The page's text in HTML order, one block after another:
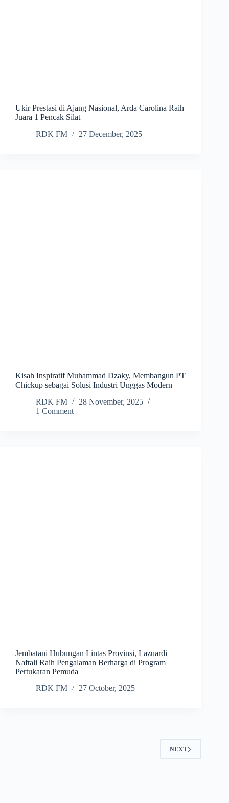
Ukir Prestasi di Ajang Nasional, Arda Carolina Raih
Juara 1 Pencak Silat
RDK FM
27 December, 2025
Kisah Inspiratif Muhammad Dzaky, Membangun PT
Chickup sebagai Solusi Industri Unggas Modern
RDK FM
28 November, 2025
1 Comment
Jembatani Hubungan Lintas Provinsi, Lazuardi
Naftali Raih Pengalaman Berharga di Program
Pertukaran Pemuda
RDK FM
27 October, 2025
NEXT